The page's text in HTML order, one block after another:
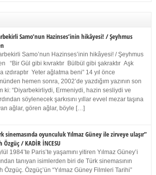
Samo’nun Hazinses’inin hikâyesi! / Şeyhmus
Samo’nun Hazinses’inin hikâyesi! / Şeyhmus
“Bir Gül gibi kıvraktır Bülbül gibi şakraktır Aşk
ızdıraptır Yeter ağlatma beni” 14 yıl önce
hemen sonra, 2002’de yazdığım yazının son
ki: “Diyarbekirliydi, Ermeniydi, hazin sesliydi ve
söylenecek şarkısını yıllar evvel mezar taşına
ağlar, gören ağlar, böyle […]
sinemasında oyunculuk Yılmaz Güney ile zirveye ulaşır”
Özgüç / KADİR İNCESU
1984’te Paris’te yaşamını yitiren Yılmaz Güney’i
tanıyan isimlerden biri de Türk sinemasının
Özgüç’ün “Yılmaz Güney Filmleri Tarihi”